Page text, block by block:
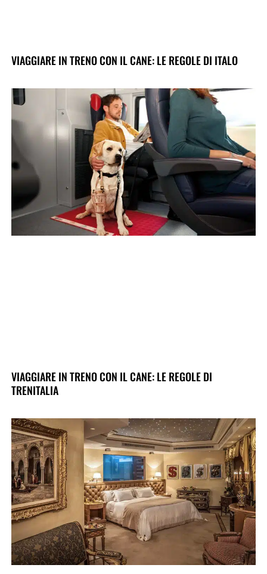
VIAGGIARE IN TRENO CON IL CANE: LE REGOLE DI ITALO
VIAGGIARE IN TRENO CON IL CANE: LE REGOLE DI
TRENITALIA